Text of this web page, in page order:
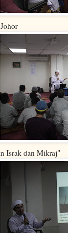
Israk dan Mikraj"